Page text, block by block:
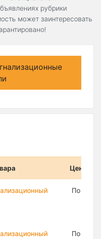
рубрики
может заинтересовать
Цена
По
По